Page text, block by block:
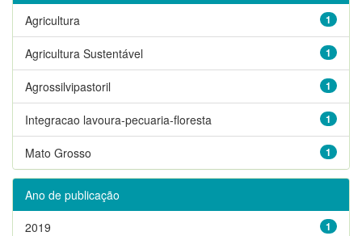
1
Agricultura
1
Agricultura Sustentável
1
Agrossilvipastoril
1
Integracao lavoura-pecuaria-floresta
1
Mato Grosso
Ano de publicação
1
2019